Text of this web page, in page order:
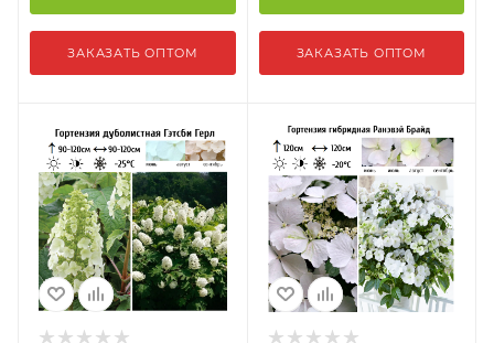
ЗАКАЗАТЬ ОПТОМ ЗАКАЗАТЬ ОПТОМ